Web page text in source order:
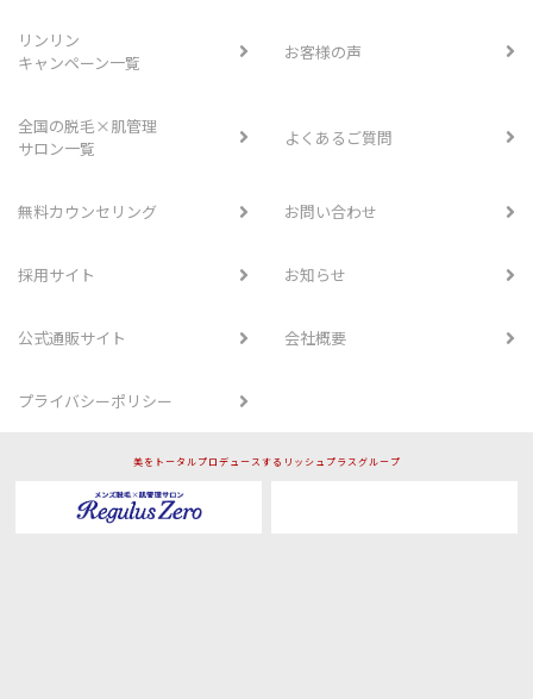
リンリン
キャンペーン一覧
お客様の声
全国の脱毛×肌管理
サロン一覧
よくあるご質問
無料カウンセリング お問い合わせ
採用サイト お知らせ
公式通販サイト 会社概要
プライバシーポリシー
美をトータルプロデュースするリッシュプラスグループ